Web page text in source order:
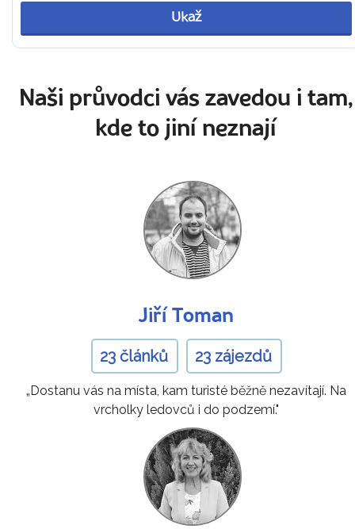
Ukaž
Naši průvodci vás zavedou i tam,
kde to jiní neznají
Jiří Toman
23 článků 23 zájezdů
„Dostanu vás na místa, kam turisté běžně nezavítají. Na
vrcholky ledovců i do podzemí."